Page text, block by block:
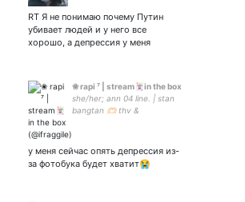
RT Я не понимаю почему Путин
убивает людей и у него все
хорошо, а депрессия у меня
❀ rapi ⁷ | stream🃏in the box
she/her; ann 04 line. | stan
bangtan 🫶🏻 thv &
у меня сейчас опять депрессия из-
за фотобука будет хватит😭